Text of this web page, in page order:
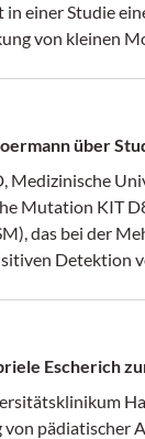
einer Studie
von kleinen
über
Medizinische
Mutation KIT
das bei der
Detektion
Escherich
pädiatischer